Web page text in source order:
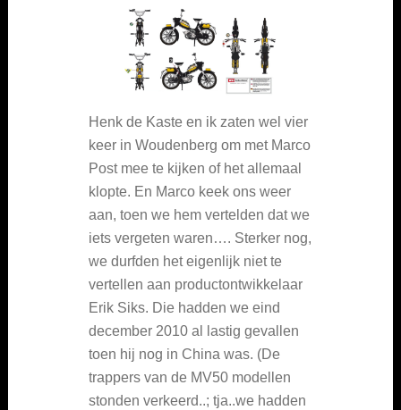
Henk de Kaste en ik zaten wel vier
keer in Woudenberg om met Marco
Post mee te kijken of het allemaal
klopte. En Marco keek ons weer
aan, toen we hem vertelden dat we
iets vergeten waren…. Sterker nog,
we durfden het eigenlijk niet te
vertellen aan productontwikkelaar
Erik Siks. Die hadden we eind
december 2010 al lastig gevallen
toen hij nog in China was. (De
trappers van de MV50 modellen
stonden verkeerd..; tja..we hadden